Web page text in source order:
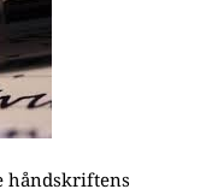
håndskriftens